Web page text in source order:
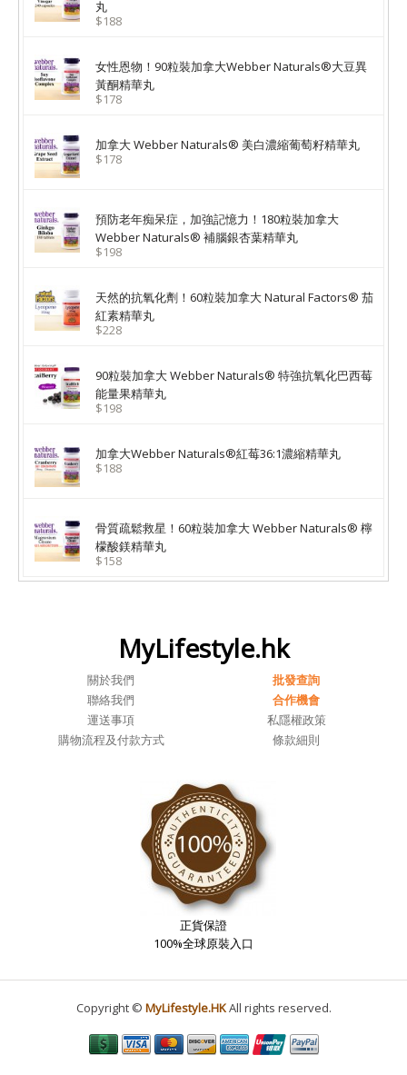
丸
$188
女性恩物！90粒裝加拿大Webber Naturals®大豆異
黃酮精華丸
$178
加拿大 Webber Naturals® 美白濃縮葡萄籽精華丸
$178
預防老年痴呆症，加強記憶力！180粒裝加拿大
Webber Naturals® 補腦銀杏葉精華丸
$198
天然的抗氧化劑！60粒裝加拿大 Natural Factors® 茄
紅素精華丸
$228
90粒裝加拿大 Webber Naturals® 特強抗氧化巴西莓
能量果精華丸
$198
加拿大Webber Naturals®紅莓36:1濃縮精華丸
$188
骨質疏鬆救星！60粒裝加拿大 Webber Naturals® 檸
檬酸鎂精華丸
$158
MyLifestyle.hk
關於我們
批發查詢
聯絡我們
合作機會
運送事項
私隱權政策
購物流程及付款方式
條款細則
正貨保證
100%全球原裝入口
Copyright © MyLifestyle.HKAll rights reserved.